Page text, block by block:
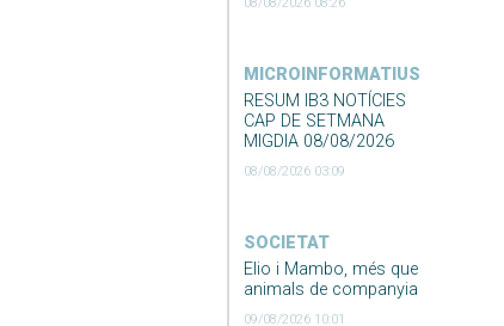
MICROINFORMATIUS
RESUM IB3 NOTÍCIES
CAP DE SETMANA
MIGDIA 08/08/2026
08/08/2026 03:09
SOCIETAT
Elio i Mambo, més que
animals de companyia
09/08/2026 10:01